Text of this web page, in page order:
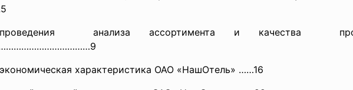
анализа ассортимента и качества
характеристика ОАО «НашОтель» ……16